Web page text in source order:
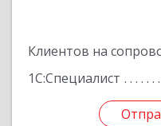
Клиентов на
1С:Специалист